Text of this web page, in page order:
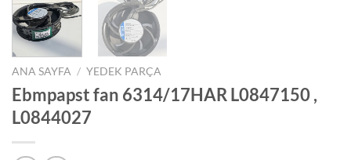
ANA SAYFA / YEDEK PARÇA
Ebmpapst fan 6314/17HAR L0847150 ,
L0844027